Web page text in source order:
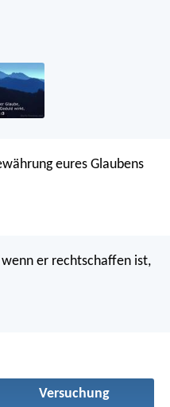
eures Glaubens
er rechtschaffen ist,
Versuchung